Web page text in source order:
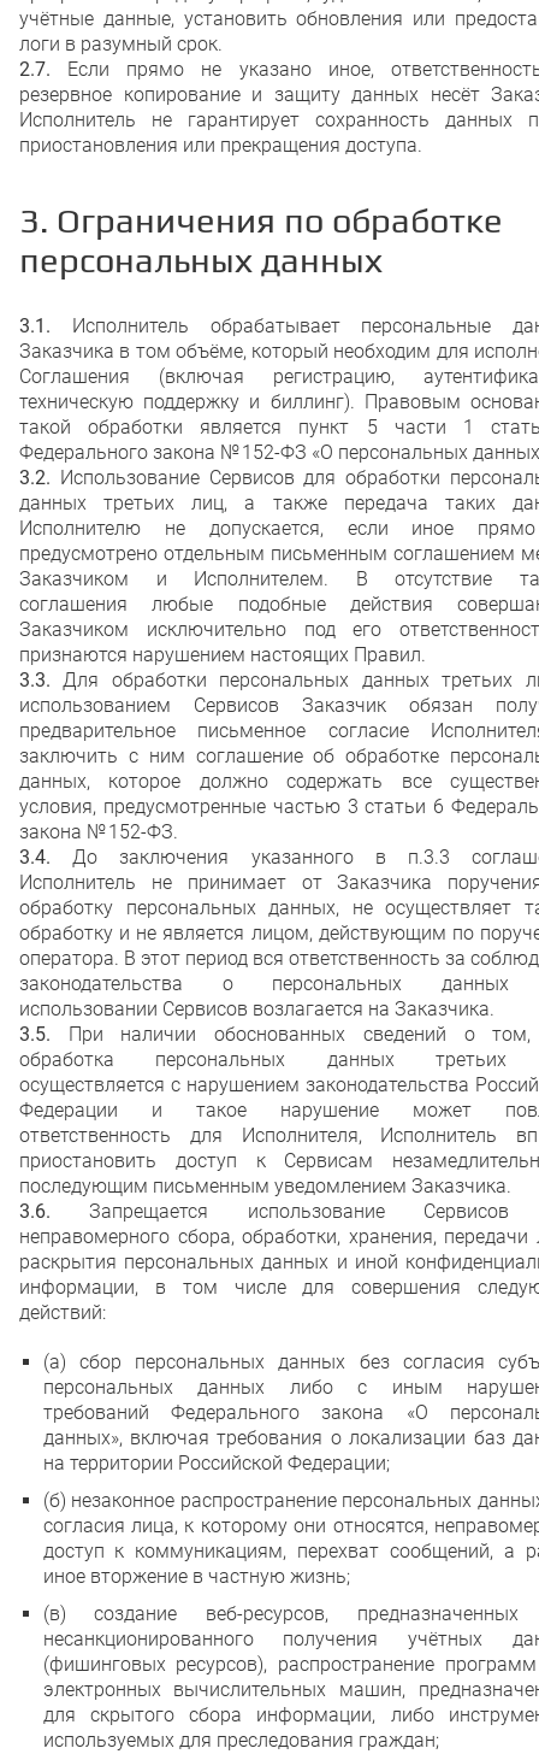
учётные данные, установить обновления или
логи в разумный срок.
2.7. Если прямо не указано иное,
резервное копирование и защиту данных несёт
Исполнитель не гарантирует сохранность данных
приостановления или прекращения доступа.
3. Ограничения по обработке
персональных данных
3.1. Исполнитель обрабатывает персональные
Заказчика в том объёме, который необходим для
Соглашения (включая регистрацию,
техническую поддержку и биллинг). Правовым
такой обработки является пункт 5 части 1
Федерального закона № 152-ФЗ «О персональных
3.2. Использование Сервисов для обработки
данных третьих лиц, а также передача таких
Исполнителю не допускается, если иное
предусмотрено отдельным письменным соглашением
Заказчиком и Исполнителем. В отсутствие
соглашения любые подобные действия
Заказчиком исключительно под его
признаются нарушением настоящих Правил.
3.3. Для обработки персональных данных третьих
использованием Сервисов Заказчик обязан
предварительное письменное согласие
заключить с ним соглашение об обработке
данных, которое должно содержать все
условия, предусмотренные частью 3 статьи 6
закона № 152-ФЗ.
3.4. До заключения указанного в п.3.3
Исполнитель не принимает от Заказчика
обработку персональных данных, не осуществляет
обработку и не является лицом, действующим по
оператора. В этот период вся ответственность за
законодательства о персональных данных
использовании Сервисов возлагается на Заказчика.
3.5. При наличии обоснованных сведений о
обработка персональных данных третьих
осуществляется с нарушением законодательства
Федерации и такое нарушение может
ответственность для Исполнителя, Исполнитель
приостановить доступ к Сервисам
последующим письменным уведомлением Заказчика.
3.6. Запрещается использование Сервисов
неправомерного сбора, обработки, хранения, передачи
раскрытия персональных данных и иной
информации, в том числе для совершения
действий:
(а) сбор персональных данных без согласия
персональных данных либо с иным
требований Федерального закона «О
данных», включая требования о локализации баз
на территории Российской Федерации;
(б) незаконное распространение персональных
согласия лица, к которому они относятся,
доступ к коммуникациям, перехват сообщений, а
иное вторжение в частную жизнь;
(в) создание веб-ресурсов,
несанкционированного получения учётных
(фишинговых ресурсов), распространение
электронных вычислительных машин,
для скрытого сбора информации, либо
используемых для преследования граждан;